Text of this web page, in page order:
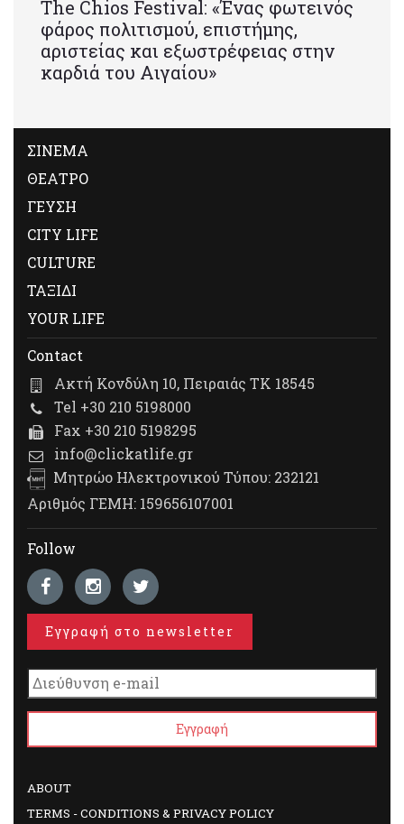
Τhe Chios Festival: «Ένας φωτεινός
φάρος πολιτισμού, επιστήμης,
αριστείας και εξωστρέφειας στην
καρδιά του Αιγαίου»
ΣΙΝΕΜΑ
ΘΕΑΤΡΟ
ΓΕΥΣΗ
CITY LIFE
CULTURE
ΤΑΞΙΔΙ
YOUR LIFE
Contact
Ακτή Κονδύλη 10, Πειραιάς ΤΚ 18545
Tel +30 210 5198000
Fax +30 210 5198295
info@clickatlife.gr
Μητρώο Ηλεκτρονικού Τύπου: 232121
Αριθμός ΓΕΜΗ: 159656107001
Follow
Εγγραφή στο newsletter
ABOUT
TERMS - CONDITIONS & PRIVACY POLICY